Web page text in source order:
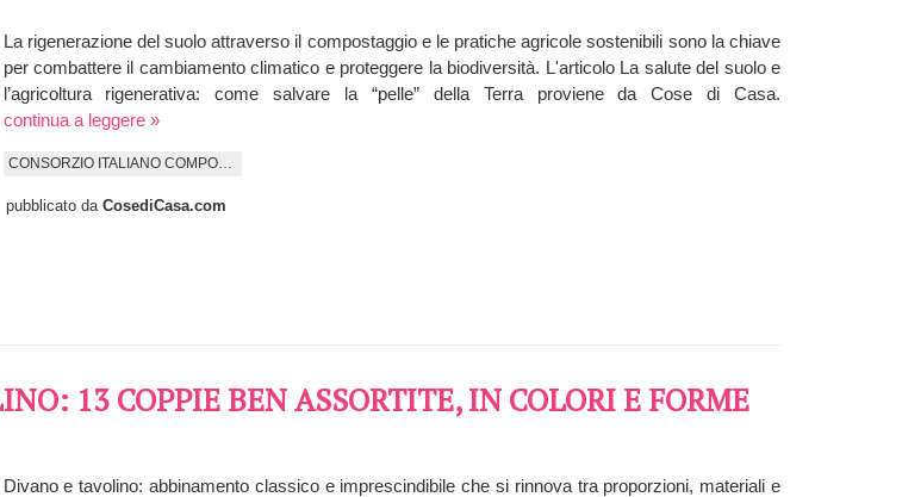
La rigenerazione del suolo attraverso il compostaggio e le pratiche agricole sostenibili sono la chiave
per combattere il cambiamento climatico e proteggere la biodiversità. L'articolo La salute del suolo e
l’agricoltura rigenerativa: come salvare la “pelle” della Terra proviene da Cose di Casa.
continua a leggere »
CONSORZIO ITALIANO COMPOSTATORI
pubblicato da CosediCasa.com
13 COPPIE BEN ASSORTITE, IN COLORI E FORME
Divano e tavolino: abbinamento classico e imprescindibile che si rinnova tra proporzioni, materiali e